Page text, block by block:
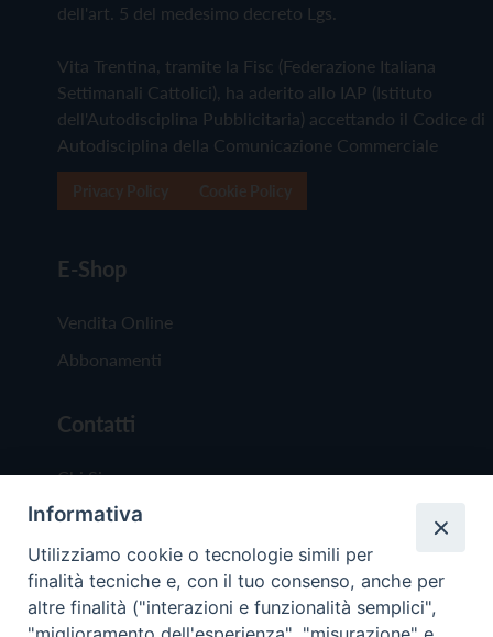
dell'art. 5 del medesimo decreto Lgs.
Vita Trentina, tramite la Fisc (Federazione Italiana
Settimanali Cattolici), ha aderito allo IAP (Istituto
dell'Autodisciplina Pubblicitaria) accettando il Codice di
Autodisciplina della Comunicazione Commerciale
E-Shop
Vendita Online
Abbonamenti
Contatti
Chi Siamo
Redazione
Scrivici
Informativa
Utilizziamo cookie o tecnologie simili per
finalità tecniche e, con il tuo consenso, anche per
altre finalità ("interazioni e funzionalità semplici",